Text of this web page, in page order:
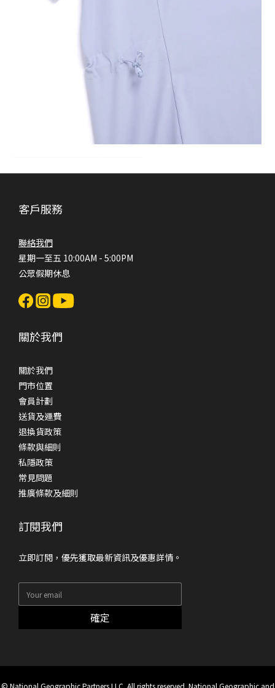
客戶服務
聯絡我們
星期一至五 10:00AM - 5:00PM
公眾假期休息
關於我們
關於我們
門市位置
會員計劃
送貨及運費
退換貨政策
條款與細則
私隱政策
常見問題
推廣條款及細則
訂閱我們
立即訂閱，優先獲取最新資訊及優惠詳情。
確定